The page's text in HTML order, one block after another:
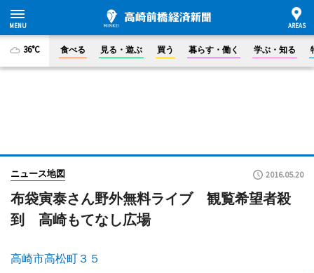
36°C 食べる 見る・遊ぶ 買う 暮らす・働く 学ぶ・知る
ニュース地図 2016.05.20
布袋寅泰さん野外無料ライブ 観覧希望者殺
到 高崎もてなし広場
高崎市高松町３５